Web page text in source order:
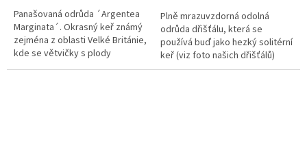
Panašovaná odrůda ´Argentea
Marginata´. Okrasný keř známý
zejména z oblasti Velké Británie,
kde se větvičky s plody
využívají jako vánoční dekorace.
Plně mrazuvzdorná odolná
odrůda dřišťálu, která se
používá buď jako hezký solitérní
keř (viz foto našich dřišťálů)
nebo i jako půdopokryvná.